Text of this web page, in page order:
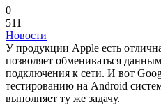
0
511
Новости
У продукции Apple есть
позволяет обмениваться
подключения к сети. И вот
тестированию на Android
выполняет ту же задачу.